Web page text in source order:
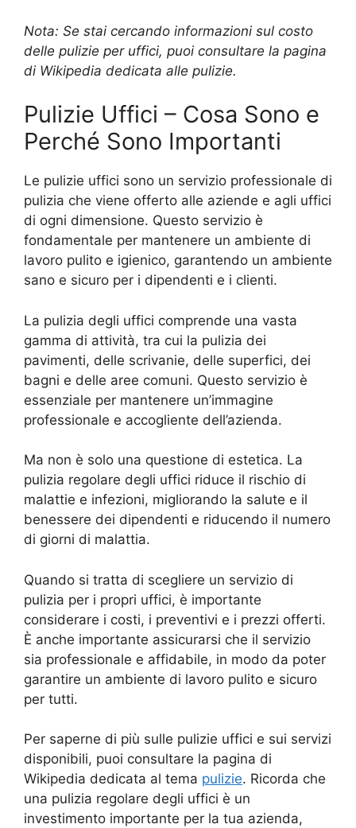
Nota: Se stai cercando informazioni sul costo
delle pulizie per uffici, puoi consultare la pagina
di Wikipedia dedicata alle pulizie.
Pulizie Uffici – Cosa Sono e
Perché Sono Importanti
Le pulizie uffici sono un servizio professionale di
pulizia che viene offerto alle aziende e agli uffici
di ogni dimensione. Questo servizio è
fondamentale per mantenere un ambiente di
lavoro pulito e igienico, garantendo un ambiente
sano e sicuro per i dipendenti e i clienti.
La pulizia degli uffici comprende una vasta
gamma di attività, tra cui la pulizia dei
pavimenti, delle scrivanie, delle superfici, dei
bagni e delle aree comuni. Questo servizio è
essenziale per mantenere un’immagine
professionale e accogliente dell’azienda.
Ma non è solo una questione di estetica. La
pulizia regolare degli uffici riduce il rischio di
malattie e infezioni, migliorando la salute e il
benessere dei dipendenti e riducendo il numero
di giorni di malattia.
Quando si tratta di scegliere un servizio di
pulizia per i propri uffici, è importante
considerare i costi, i preventivi e i prezzi offerti.
È anche importante assicurarsi che il servizio
sia professionale e affidabile, in modo da poter
garantire un ambiente di lavoro pulito e sicuro
per tutti.
Per saperne di più sulle pulizie uffici e sui servizi
disponibili, puoi consultare la pagina di
Wikipedia dedicata al tema pulizie. Ricorda che
una pulizia regolare degli uffici è un
investimento importante per la tua azienda,